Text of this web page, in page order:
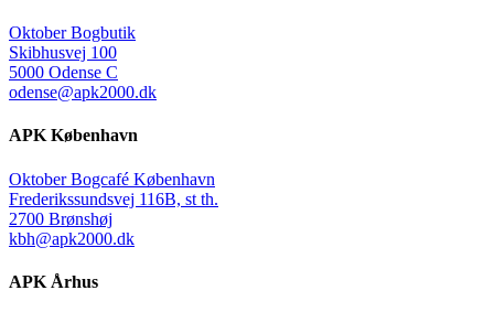
Oktober Bogbutik
Skibhusvej 100
5000 Odense C
odense@apk2000.dk
APK København
Oktober Bogcafé København
Frederikssundsvej 116B, st th.
2700 Brønshøj
kbh@apk2000.dk
APK Århus